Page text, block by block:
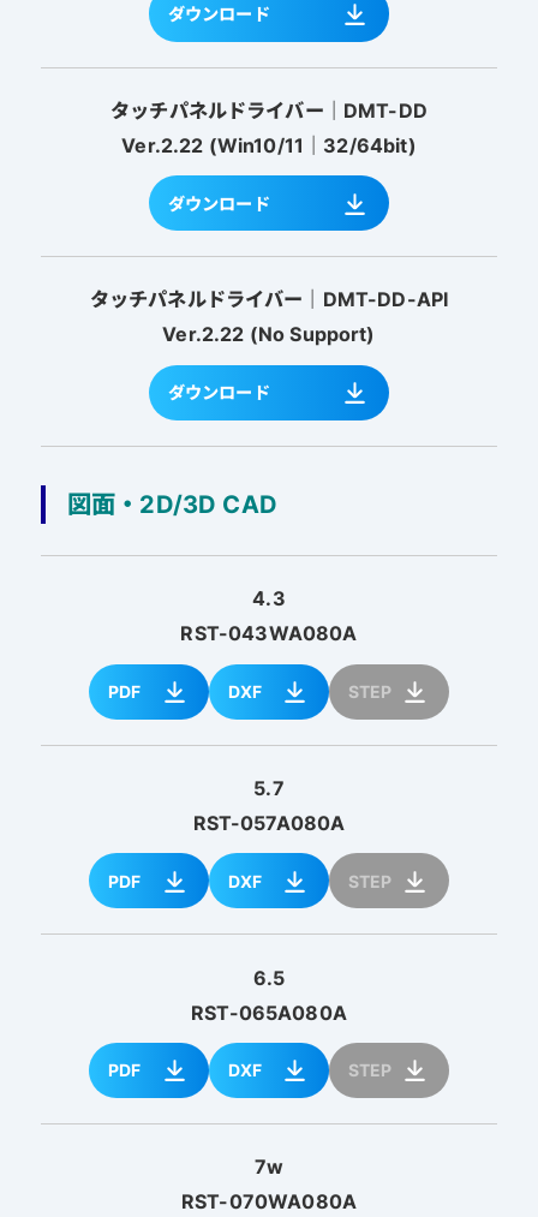
ダウンロード
タッチパネルドライバー｜DMT-DD
Ver.2.22 (Win10/11｜32/64bit)
ダウンロード
タッチパネルドライバー｜DMT-DD-API
Ver.2.22 (No Support)
ダウンロード
図面・2D/3D CAD
4.3
RST-043WA080A
PDF DXF STEP
5.7
RST-057A080A
PDF DXF STEP
6.5
RST-065A080A
PDF DXF STEP
7w
RST-070WA080A